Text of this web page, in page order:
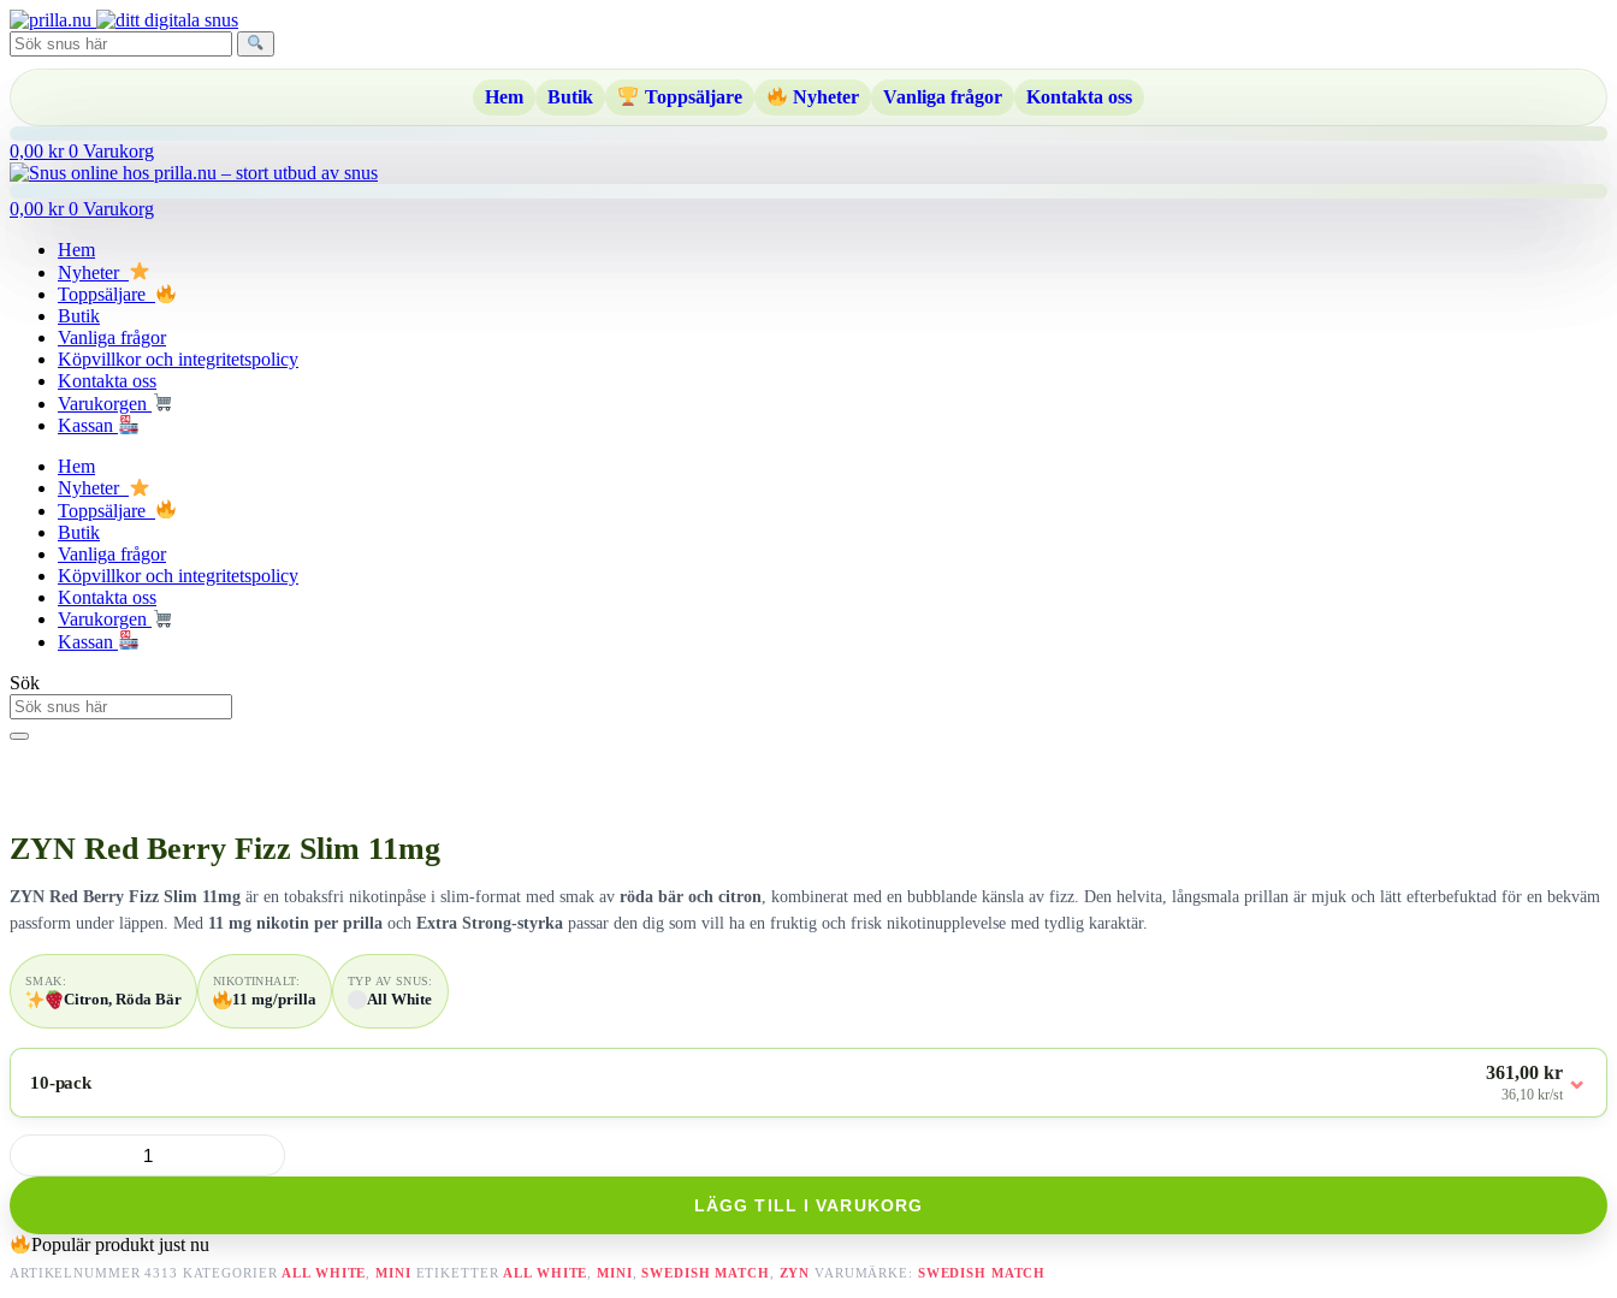
Hoppa
till
innehåll
Hem
Butik Toppsäljare Nyheter Vanliga frågor Kontakta oss
0,00 kr 0 Varukorg
0,00 kr 0 Varukorg
Hem
Nyheter
Toppsäljare
Butik
Vanliga frågor
Köpvillkor och integritetspolicy
Kontakta oss
Varukorgen
Kassan
Hem
Nyheter
Toppsäljare
Butik
Vanliga frågor
Köpvillkor och integritetspolicy
Kontakta oss
Varukorgen
Kassan
Sök
ZYN Red Berry Fizz Slim 11mg
ZYN Red Berry Fizz Slim 11mg är en tobaksfri nikotinpåse i slim-format med smak av röda bär och citron, kombinerat med en bubblande känsla av fizz. Den helvita, långsmala prillan är mjuk och lätt efterbefuktad för en bekväm
passform under läppen. Med 11 mg nikotin per prilla och Extra Strong-styrka passar den dig som vill ha en fruktig och frisk nikotinupplevelse med tydlig karaktär.
SMAK:
Citron, Röda Bär
NIKOTINHALT:
11 mg/prilla
TYP AV SNUS:
All White
10-pack 361,00 kr
36,10 kr/st ⌄
ZYN
Red
Berry
Fizz
Slim
11mg
mängd
LÄGG TILL I VARUKORG
Populär produkt just nu
ARTIKELNUMMER4313 KATEGORIER ALL WHITE ,MINI ETIKETTER ALL WHITE ,MINI ,SWEDISH MATCH ZYN VARUMÄRKE: SWEDISH MATCH